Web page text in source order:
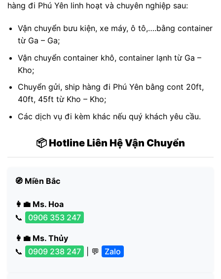
hàng đi Phú Yên linh hoạt và chuyên nghiệp sau:
Vận chuyển bưu kiện, xe máy, ô tô,….bằng container
từ Ga – Ga;
Vận chuyển container khô, container lạnh từ Ga –
Kho;
Chuyển gửi, ship hàng đi Phú Yên bằng cont 20ft,
40ft, 45ft từ Kho – Kho;
Các dịch vụ đi kèm khác nếu quý khách yêu cầu.
📦 Hotline Liên Hệ Vận Chuyển
🧭 Miền Bắc
👩‍💼 Ms. Hoa
📞
0906 353 247
👩‍💼 Ms. Thủy
📞
0909 238 247 | 💬 Zalo